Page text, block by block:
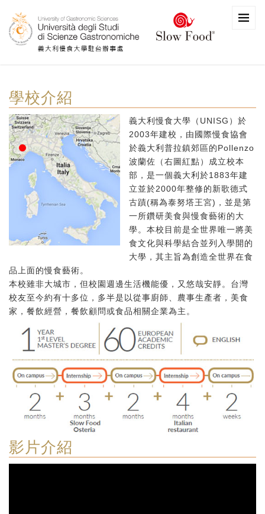
學校介紹
義大利慢食大學（UNISG）於
2003年建校，由國際慢食協會
於義大利普拉鎮郊區的Pollenzo
波蘭佐（右圖紅點）成立校本
部，是一個義大利於1883年建
立並於2000年整修的新歌德式
古蹟(稱為泰努塔王宮)，並是第
一所鑽研美食與慢食藝術的大
學。本校目前是全世界唯一將美
食文化與科學結合並列入學開的
大學，其主旨為創造全世界在食
品上面的慢食藝術。
本校雖非大城市，但校園週邊生活機能優，又悠哉安靜。台灣
校友至今約有十多位，多半是以從事廚師、農事生產者，美食
家，餐飲經營，餐飲顧問或食品相關企業為主。
影片介紹